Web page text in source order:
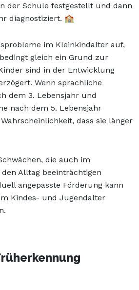
der Schule festgestellt und dann
diagnostiziert. 🏫
im Kleinkindalter auf,
gleich ein Grund zur
sind in der Entwicklung
Wenn sprachliche
dem 3. Lebensjahr und
nach dem 5. Lebensjahr
dass sie länger
die auch im
den Alltag beeinträchtigen
angepasste Förderung kann
Kindes- und Jugendalter